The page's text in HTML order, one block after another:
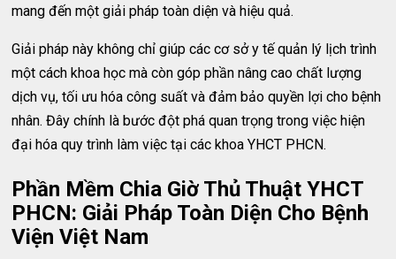
mang đến một giải pháp toàn diện và hiệu quả.
Giải pháp này không chỉ giúp các cơ sở y tế quản lý lịch trình
một cách khoa học mà còn góp phần nâng cao chất lượng
dịch vụ, tối ưu hóa công suất và đảm bảo quyền lợi cho bệnh
nhân. Đây chính là bước đột phá quan trọng trong việc hiện
đại hóa quy trình làm việc tại các khoa YHCT PHCN.
Phần Mềm Chia Giờ Thủ Thuật YHCT
PHCN: Giải Pháp Toàn Diện Cho Bệnh
Viện Việt Nam